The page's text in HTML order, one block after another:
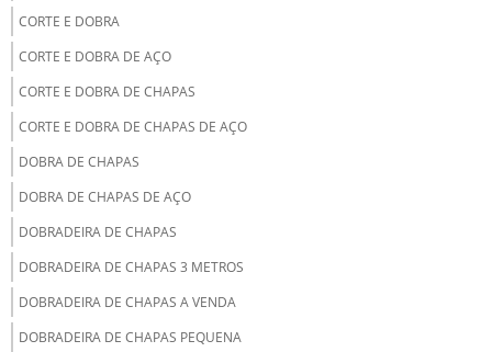
CORTE E DOBRA
CORTE E DOBRA DE AÇO
CORTE E DOBRA DE CHAPAS
CORTE E DOBRA DE CHAPAS DE AÇO
DOBRA DE CHAPAS
DOBRA DE CHAPAS DE AÇO
DOBRADEIRA DE CHAPAS
DOBRADEIRA DE CHAPAS 3 METROS
DOBRADEIRA DE CHAPAS A VENDA
DOBRADEIRA DE CHAPAS PEQUENA